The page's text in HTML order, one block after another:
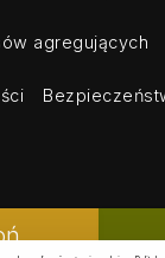
agregujących